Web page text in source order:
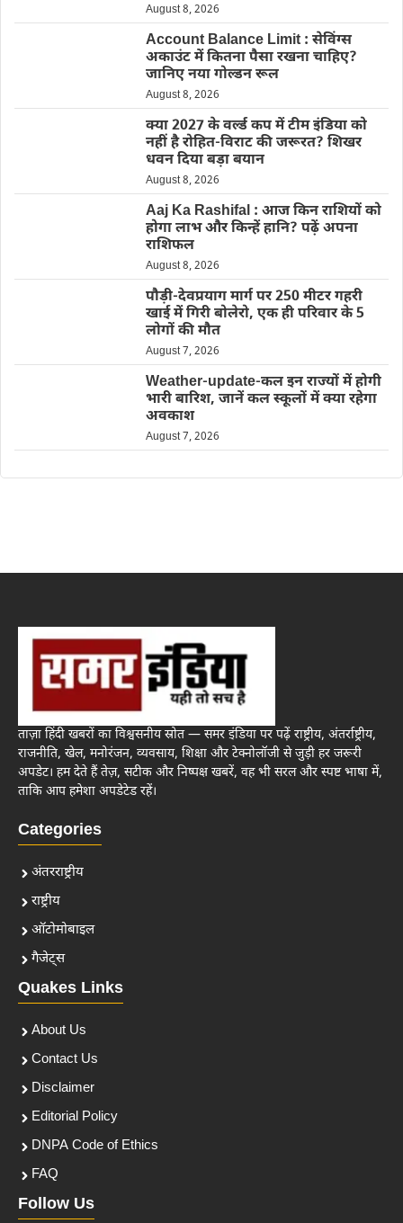
August 8, 2026
Account Balance Limit : सेविंग्स
अकाउंट में कितना पैसा रखना चाहिए?
जानिए नया गोल्डन रूल
August 8, 2026
क्या 2027 के वर्ल्ड कप में टीम इंडिया को
नहीं है रोहित-विराट की जरूरत? शिखर
धवन दिया बड़ा बयान
August 8, 2026
Aaj Ka Rashifal : आज किन राशियों को
होगा लाभ और किन्हें हानि? पढ़ें अपना
राशिफल
August 8, 2026
पौड़ी-देवप्रयाग मार्ग पर 250 मीटर गहरी
खाई में गिरी बोलेरो, एक ही परिवार के 5
लोगों की मौत
August 7, 2026
Weather-update-कल इन राज्यों में होगी
भारी बारिश, जानें कल स्कूलों में क्या रहेगा
अवकाश
August 7, 2026
ताज़ा हिंदी खबरों का विश्वसनीय स्रोत — समर इंडिया पर पढ़ें राष्ट्रीय, अंतर्राष्ट्रीय,
राजनीति, खेल, मनोरंजन, व्यवसाय, शिक्षा और टेक्नोलॉजी से जुड़ी हर जरूरी
अपडेट। हम देते हैं तेज़, सटीक और निष्पक्ष खबरें, वह भी सरल और स्पष्ट भाषा में,
ताकि आप हमेशा अपडेटेड रहें।
Categories
अंतरराष्ट्रीय
राष्ट्रीय
ऑटोमोबाइल
गैजेट्स
Quakes Links
About Us
Contact Us
Disclaimer
Editorial Policy
DNPA Code of Ethics
FAQ
Follow Us